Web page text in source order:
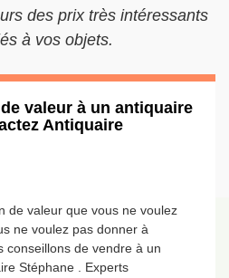
des prix très intéressants
à vos objets.
valeur à un antiquaire
Antiquaire
de valeur que vous ne voulez
ne voulez pas donner à
conseillons de vendre à un
Stéphane . Experts